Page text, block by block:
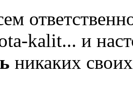
kalit... и
никаких